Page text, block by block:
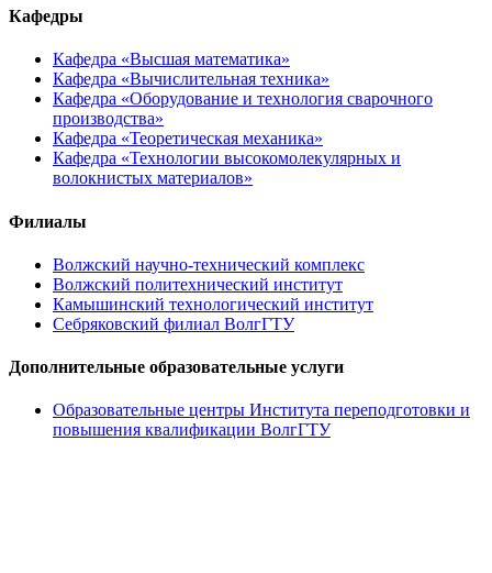
Кафедры
Кафедра «Высшая математика»
Кафедра «Вычислительная техника»
Кафедра «Оборудование и технология сварочного
производства»
Кафедра «Теоретическая механика»
Кафедра «Технологии высокомолекулярных и
волокнистых материалов»
Филиалы
Волжский научно-технический комплекс
Волжский политехнический институт
Камышинский технологический институт
Себряковский филиал ВолгГТУ
Дополнительные образовательные услуги
Образовательные центры Института переподготовки и
повышения квалификации ВолгГТУ